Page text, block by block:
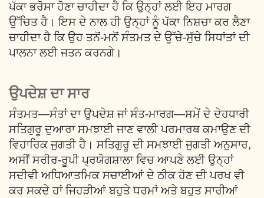
ਪੱਕਾ ਭਰੋਸਾ ਹੋਣਾ ਚਾਹੀਦਾ ਹੈ ਕਿ ਉਨ੍ਹਾਂ ਲਈ ਇਹ ਮਾਰਗ
ਉੱਚਿਤ ਹੈ। ਇਸ ਦੇ ਨਾਲ ਹੀ ਉਨ੍ਹਾਂ ਨੂੰ ਪੱਕਾ ਨਿਸ਼ਚਾ ਕਰ ਲੈਣਾ
ਚਾਹੀਦਾ ਹੈ ਕਿ ਉਹ ਤਨੋਂ-ਮਨੋਂ ਸੰਤਮਤ ਦੇ ਉੱਚੇ-ਸੁੱਚੇ ਸਿਧਾਂਤਾਂ ਦੀ
ਪਾਲਨਾ ਲਈ ਜਤਨ ਕਰਨਗੇ।
ਉਪਦੇਸ਼ ਦਾ ਸਾਰ
ਸੰਤਮਤ—ਸੰਤਾਂ ਦਾ ਉਪਦੇਸ਼ ਜਾਂ ਸੰਤ-ਮਾਰਗ—ਸਮੇਂ ਦੇ ਦੇਹਧਾਰੀ
ਸਤਿਗੁਰੂ ਦੁਆਰਾ ਸਮਝਾਈ ਜਾਣ ਵਾਲੀ ਪਰਮਾਰਥ ਕਮਾਉਣ ਦੀ
ਵਿਹਾਰਿਕ ਜੁਗਤੀ ਹੈ। ਸਤਿਗੁਰੂ ਦੀ ਸਮਝਾਈ ਜੁਗਤੀ ਅਨੁਸਾਰ,
ਅਸੀਂ ਸਰੀਰ-ਰੂਪੀ ਪ੍ਰਯੋਗਸ਼ਾਲਾ ਵਿਚ ਆਪਣੇ ਲਈ ਉਨ੍ਹਾਂ
ਸਦੀਵੀ ਅਧਿਆਤਮਿਕ ਸਚਾਈਆਂ ਦੇ ਠੀਕ ਹੋਣ ਦੀ ਪਰਖ ਵੀ
ਕਰ ਸਕਦੇ ਹਾਂ ਜਿਹੜੀਆਂ ਬਹੁਤੇ ਧਰਮਾਂ ਅਤੇ ਬਹੁਤ ਸਾਰੀਆਂ